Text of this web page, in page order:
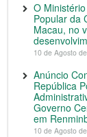
O
Popular da
Macau, no
10 de Agosto
Anúncio
República
Governo
em
10 de Agosto